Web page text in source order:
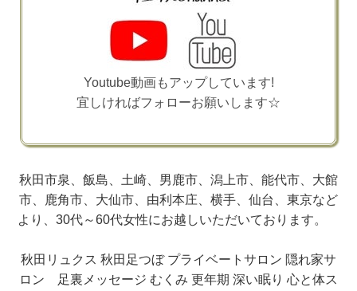
Youtube動画もアップしています!
宜しければフォローお願いします☆
秋田市泉、飯島、土崎、男鹿市、潟上市、能代市、大館
市、鹿角市、大仙市、由利本庄、横手、仙台、東京など
より、30代～60代女性にお越しいただいております。
秋田リュクス 秋田足つぼ プライベートサロン 隠れ家サ
ロン 足裏メッセージ むくみ 更年期 深い眠り 心と体ス